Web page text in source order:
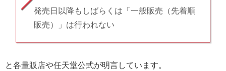
発売日以降もしばらくは「一般販売（先着順
販売）」は行われない
と各量販店や任天堂公式が明言しています。